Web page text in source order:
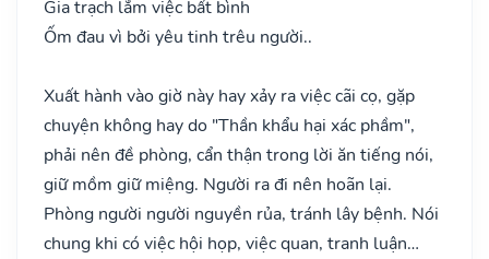
Gia trạch lắm việc bất bình
Ốm đau vì bởi yêu tinh trêu người..
Xuất hành vào giờ này hay xảy ra việc cãi cọ, gặp
chuyện không hay do "Thần khẩu hại xác phầm",
phải nên đề phòng, cẩn thận trong lời ăn tiếng nói,
giữ mồm giữ miệng. Người ra đi nên hoãn lại.
Phòng người người nguyền rủa, tránh lây bệnh. Nói
chung khi có việc hội họp, việc quan, tranh luận…